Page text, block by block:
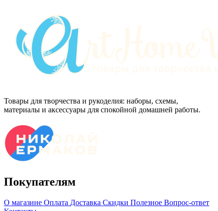
Товары для творчества и рукоделия: наборы, схемы,
материалы и аксессуары для спокойной домашней работы.
Покупателям
О магазине Оплата Доставка Скидки Полезное Вопрос-ответ